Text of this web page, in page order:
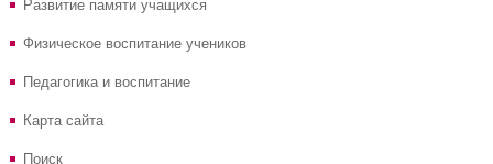
Развитие памяти учащихся
Физическое воспитание учеников
Педагогика и воспитание
Карта сайта
Поиск